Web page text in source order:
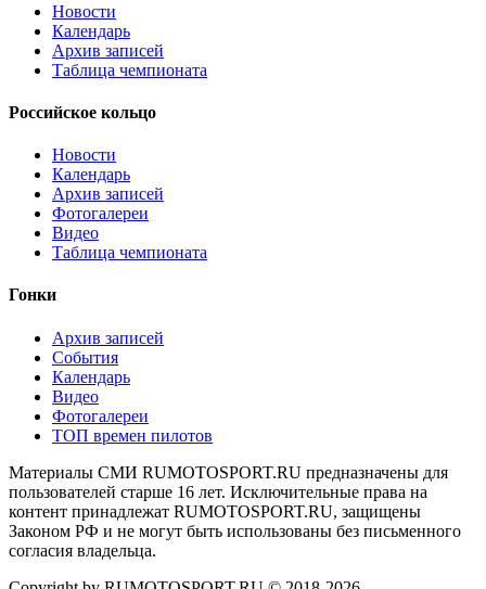
Новости
Календарь
Архив записей
Таблица чемпионата
Российское кольцо
Новости
Календарь
Архив записей
Фотогалереи
Видео
Таблица чемпионата
Гонки
Архив записей
События
Календарь
Видео
Фотогалереи
ТОП времен пилотов
Материалы СМИ RUMOTOSPORT.RU предназначены для
пользователей старше 16 лет. Исключительные права на
контент принадлежат RUMOTOSPORT.RU, защищены
Законом РФ и не могут быть использованы без письменного
согласия владельца.